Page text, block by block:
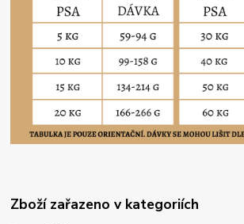
Zboží zařazeno v kategoriích